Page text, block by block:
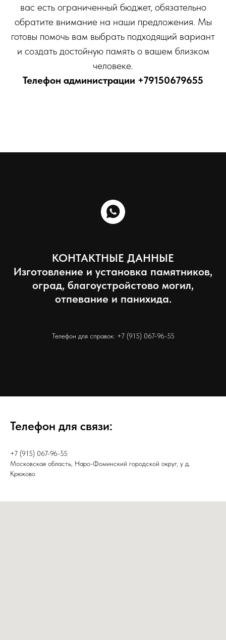
вас есть ограниченный бюджет, обязательно
обратите внимание на наши предложения. Мы
готовы помочь вам выбрать подходящий вариант
и создать достойную память о вашем близком
человеке.
Телефон администрации +79150679655
КОНТАКТНЫЕ ДАННЫЕ
Изготовление и установка памятников,
оград, благоустройстово могил,
отпевание и панихида.
Телефон для справок: +7 (915) 067-96-55
Телефон для связи:
+7 (915) 067-96-55
Московская область, Наро-Фоминский городской округ, у д.
Крюково